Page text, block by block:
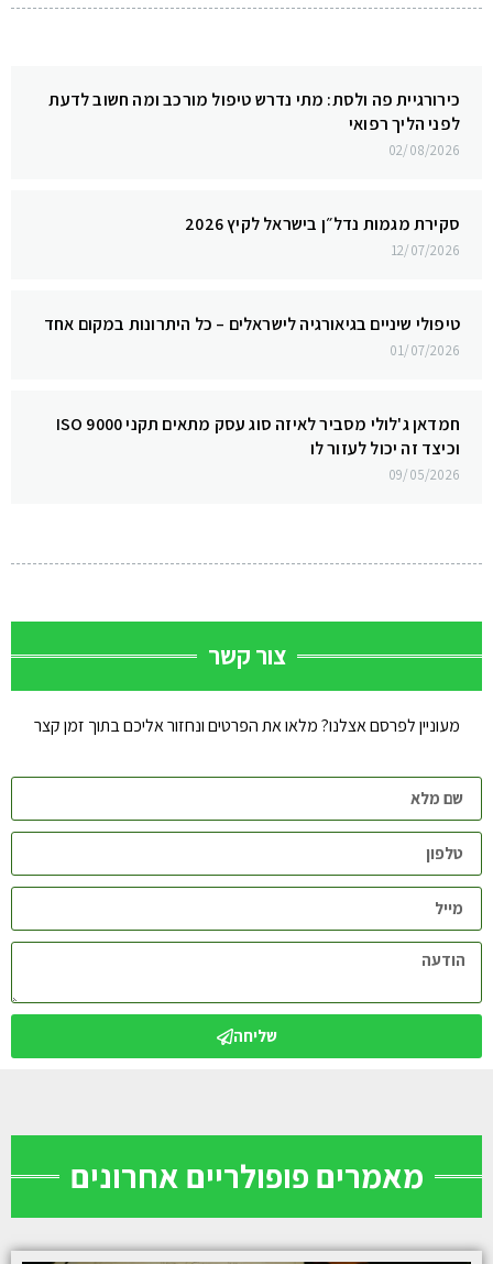
כירורגיית פה ולסת: מתי נדרש טיפול מורכב ומה חשוב לדעת
לפני הליך רפואי
02/08/2026
סקירת מגמות נדל״ן בישראל לקיץ 2026
12/07/2026
טיפולי שיניים בגיאורגיה לישראלים – כל היתרונות במקום אחד
01/07/2026
חמדאן ג'לולי מסביר לאיזה סוג עסק מתאים תקני ISO 9000
וכיצד זה יכול לעזור לו
09/05/2026
צור קשר
מעוניין לפרסם אצלנו? מלאו את הפרטים ונחזור אליכם בתוך זמן קצר
שליחה
מאמרים פופולריים אחרונים